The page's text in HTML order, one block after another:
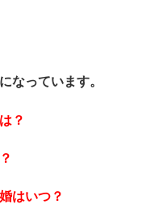
なっています。
？
はいつ？